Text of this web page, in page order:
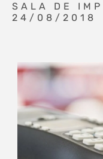
SALA DE
24/08/2018